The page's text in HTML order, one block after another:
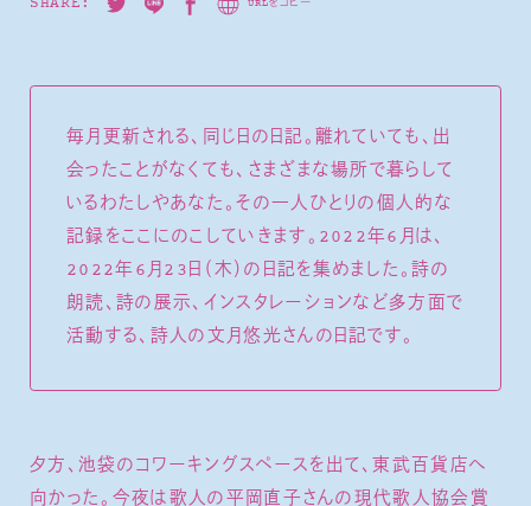
URLをコピー
毎月更新される、同じ日の日記。離れていても、出
会ったことがなくても、さまざまな場所で暮らして
いるわたしやあなた。その一人ひとりの個人的な
記録をここにのこしていきます。2022年6月は、
2022年6月23日（木）の日記を集めました。詩の
朗読、詩の展示、インスタレーションなど多方面で
活動する、詩人の文月悠光さんの日記です。
夕方、池袋のコワーキングスペースを出て、東武百貨店へ
向かった。今夜は歌人の平岡直子さんの現代歌人協会賞